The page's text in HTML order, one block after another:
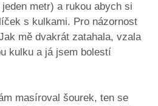
metr) a rukou abych si
s kulkami. Pro názornost
mě dvakrát zatahala, vzala
kulku a já jsem bolestí
masíroval šourek, ten se